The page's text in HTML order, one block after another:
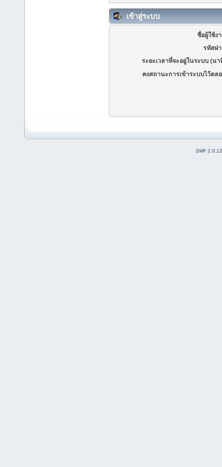
เข้าสู่ระบบ
ชื่อผู้ใช้ง
รหัสผ่
ระยะเวลาที่จะอยู่ในระบบ (นา
คงสถานะการเข้าระบบไว้ตล
SMF 2.0.12